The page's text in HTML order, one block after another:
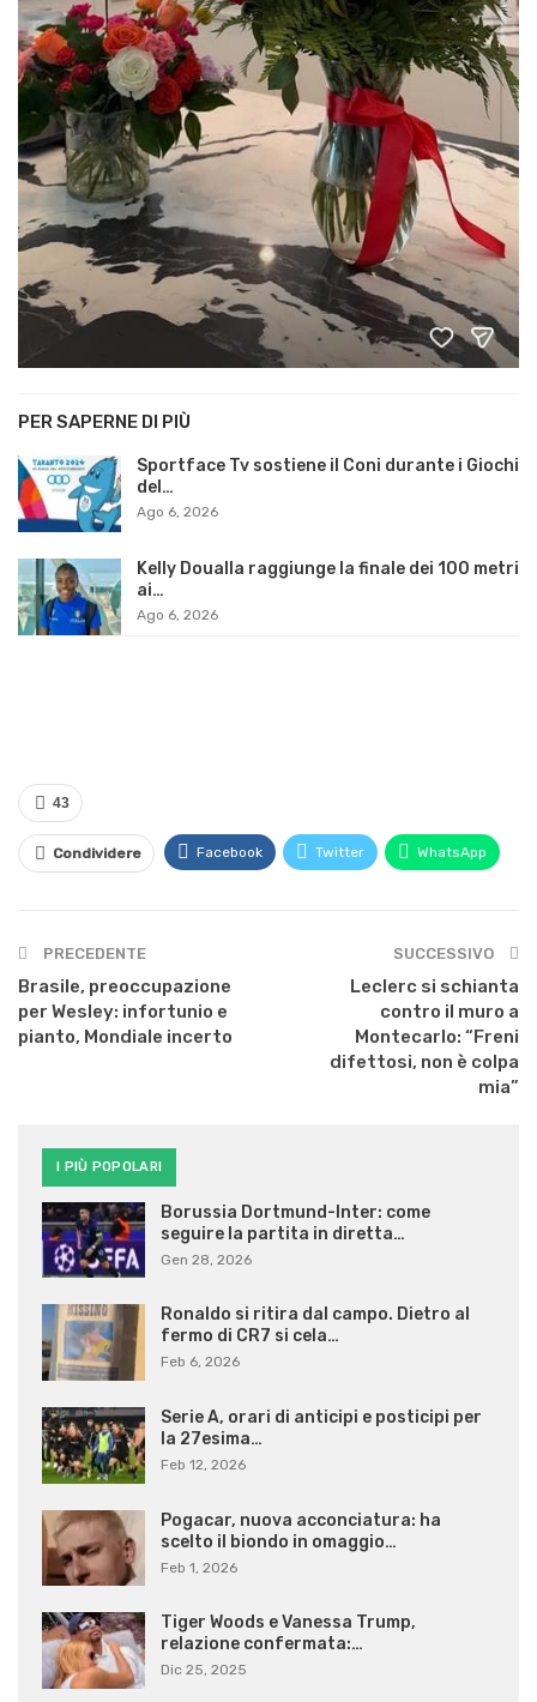
PER SAPERNE DI PIÙ
Sportface Tv sostiene il Coni durante i Giochi
del…
Ago 6, 2026
Kelly Doualla raggiunge la finale dei 100 metri
ai…
Ago 6, 2026
43
Condividere Facebook Twitter WhatsApp
PRECEDENTE
Brasile, preoccupazione
per Wesley: infortunio e
pianto, Mondiale incerto
SUCCESSIVO
Leclerc si schianta
contro il muro a
Montecarlo: “Freni
difettosi, non è colpa
mia”
I PIÙ POPOLARI
Borussia Dortmund-Inter: come
seguire la partita in diretta…
Gen 28, 2026
Ronaldo si ritira dal campo. Dietro al
fermo di CR7 si cela…
Feb 6, 2026
Serie A, orari di anticipi e posticipi per
la 27esima…
Feb 12, 2026
Pogacar, nuova acconciatura: ha
scelto il biondo in omaggio…
Feb 1, 2026
Tiger Woods e Vanessa Trump,
relazione confermata:…
Dic 25, 2025